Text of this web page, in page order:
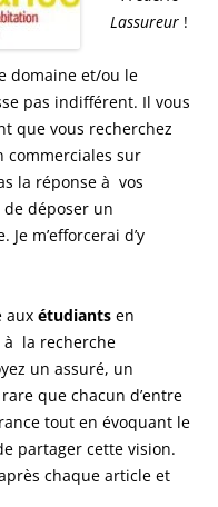
Lassureur !
domaine et/ou le
pas indifférent. Il vous
que vous recherchez
commerciales sur
la réponse à vos
déposer un
m’efforcerai d’y
aux étudiants en
à la recherche
un assuré, un
que chacun d’entre
tout en évoquant le
partager cette vision.
chaque article et